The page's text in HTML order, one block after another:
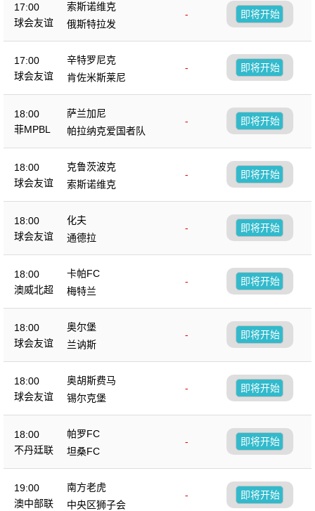
17:00
球会友谊
索斯诺维克
-
俄斯特拉发
即将开始
17:00
球会友谊
辛特罗尼克
-
肯佐米斯莱尼
即将开始
18:00
菲MPBL
萨兰加尼
-
帕拉纳克爱国者队
即将开始
18:00
球会友谊
克鲁茨波克
-
索斯诺维克
即将开始
18:00
球会友谊
化夫
-
通德拉
即将开始
18:00
澳威北超
卡帕FC
-
梅特兰
即将开始
18:00
球会友谊
奥尔堡
-
兰讷斯
即将开始
18:00
球会友谊
奥胡斯费马
-
锡尔克堡
即将开始
18:00
不丹廷联
帕罗FC
-
坦桑FC
即将开始
19:00
澳中部联
南方老虎
-
中央区狮子会
即将开始